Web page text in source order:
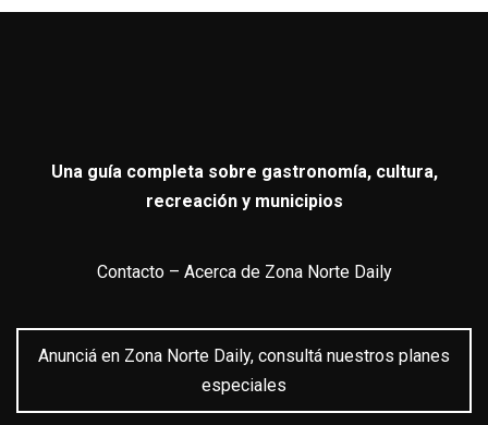
Una guía completa sobre gastronomía, cultura,
recreación y municipios
Contacto– Acerca de Zona Norte Daily
Anunciá en Zona Norte Daily, consultá nuestros planes
especiales